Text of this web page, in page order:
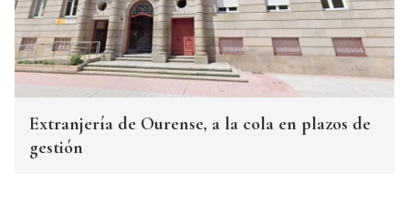
Extranjería de Ourense, a la cola en plazos de
gestión